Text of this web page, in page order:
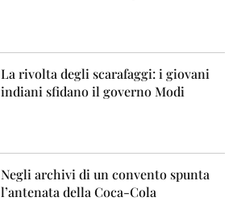
La rivolta degli scarafaggi: i giovani
indiani sfidano il governo Modi
Negli archivi di un convento spunta
l’antenata della Coca-Cola